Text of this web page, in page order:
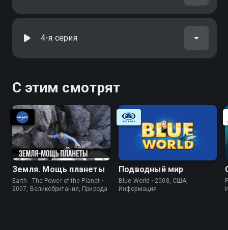
4-я серия
С этим смотрят
Земля. Мощь планеты
Earth - The Power of the Planet •
2007, Великобритания, Природа
Подводный мир
Blue World • 2008, США,
Информация